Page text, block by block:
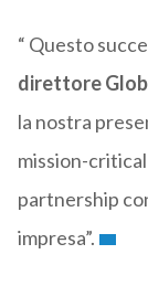
“ Questo
direttore
la nostra
mission-
partnership
impresa”.